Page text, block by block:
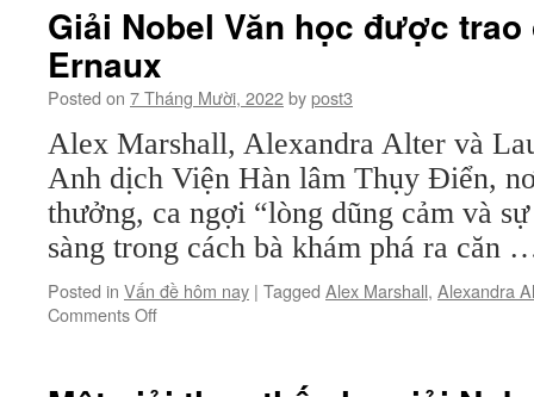
thường
đáo”
ghi
lại
cuộc
đời
mình,
gồm
chuyện
yêu
Giải Nobel Văn học được
Ernaux
Posted on 7 Tháng Mười, 2022bypost3
Alex Marshall, Alexandra Alter và
Anh dịch Viện Hàn lâm Thụy Điển,
thưởng, ca ngợi “lòng dũng cảm và
sàng trong cách bà khám phá ra căn
Posted in Vấn đề hôm nay | Tagged Alex Marshall, Alexandra
Comments Offon
Văn